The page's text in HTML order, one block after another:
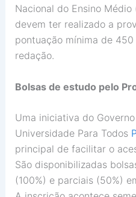
Nacional do Ensino Médio
devem ter realizado a
pontuação mínima de
redação.
Bolsas de estudo pelo
Uma iniciativa do
Universidade Para Todos
principal de facilitar o
São disponibilizadas
(100%) e parciais (50%)